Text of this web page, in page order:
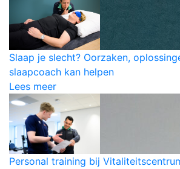
Slaap je slecht? Oorzaken,
slaapcoach kan helpen
Lees meer
Personal training bij